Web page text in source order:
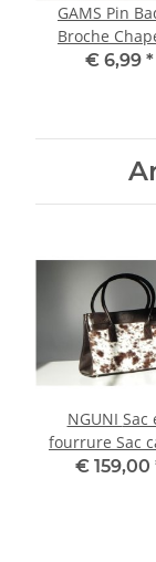
GAMS Pin
Broche
Bijoux Bouton
€ 6,99 *
NGUNI Sac en
fourrure Sac
Sac fourre-
€ 159,00